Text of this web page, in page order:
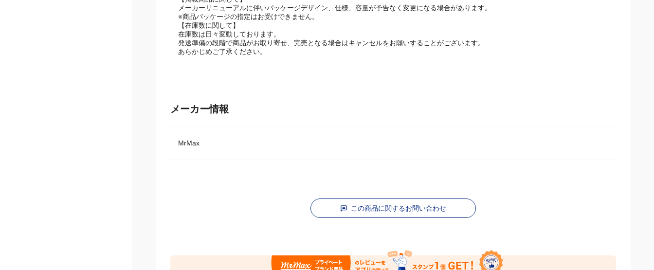
【掲載商品に関して】
メーカーリニューアルに伴いパッケージデザイン、仕様、容量が予告なく変更になる場合があります。
※商品パッケージの指定はお受けできません。
【在庫数に関して】
在庫数は日々変動しております。
発送準備の段階で商品がお取り寄せ、完売となる場合はキャンセルをお願いすることがございます。
この商品に関するお問い合わせ